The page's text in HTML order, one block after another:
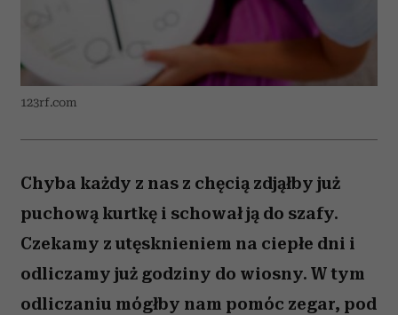
123rf.com
Chyba każdy z nas z chęcią zdjąłby już
puchową kurtkę i schował ją do szafy.
Czekamy z utęsknieniem na ciepłe dni i
odliczamy już godziny do wiosny. W tym
odliczaniu mógłby nam pomóc zegar, pod